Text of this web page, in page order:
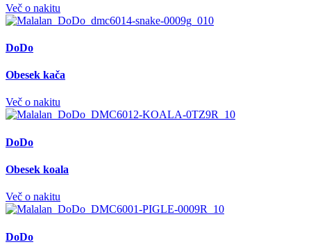
Več o nakitu
DoDo
Obesek kača
Več o nakitu
DoDo
Obesek koala
Več o nakitu
DoDo